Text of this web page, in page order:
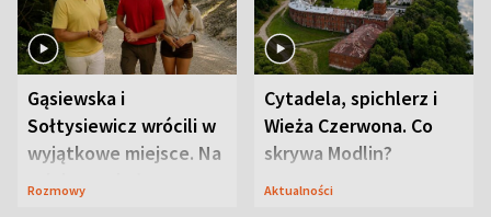
Gąsiewska i
Sołtysiewicz wrócili w
wyjątkowe miejsce. Na
szlaku czekał
Rozmowy
Cytadela, spichlerz i
Wieża Czerwona. Co
skrywa Modlin?
Aktualności